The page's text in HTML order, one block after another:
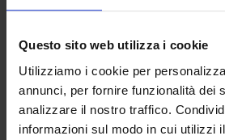
Questo sito web utilizza i cookie
Utilizziamo i cookie per
annunci, per fornire funzionalità dei
analizzare il nostro traffico.
informazioni sul modo in cui utilizzi